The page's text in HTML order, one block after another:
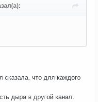
сказала, что для каждого
дыра в другой канал.